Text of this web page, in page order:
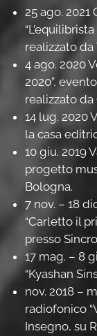
25 ago.
realizzato da
4 ago. 2020
2020”,
realizzato da
14 lug. 2020
la casa
10 giu. 2019
progetto
Bologna.
7 nov. – 18
“Carletto il
presso
17 mag. – 8
“Kyashan
nov. 2018 –
radiofonico
Insegno, su